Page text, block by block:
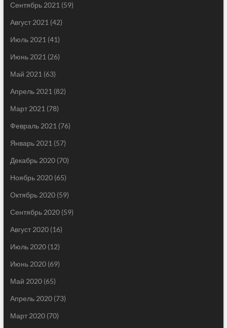
Сентябрь 2021 (59)
Август 2021 (42)
Июль 2021 (41)
Июнь 2021 (26)
Май 2021 (63)
Апрель 2021 (82)
Март 2021 (78)
Февраль 2021 (76)
Январь 2021 (57)
Декабрь 2020(70)
Ноябрь 2020(65)
Октябрь 2020(59)
Сентябрь 2020(59)
Август 2020(16)
Июль 2020(12)
Июнь 2020(69)
Май 2020(65)
Апрель 2020(73)
Март 2020(70)